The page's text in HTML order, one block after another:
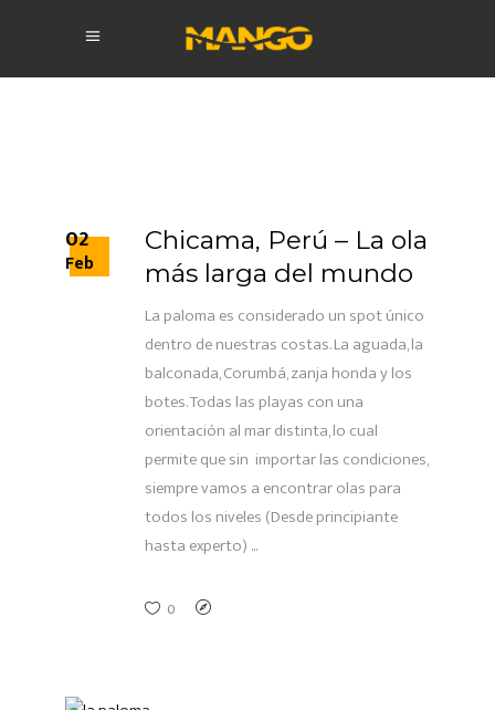
02
Feb
Chicama, Perú – La ola
más larga del mundo
La paloma es considerado un spot único
dentro de nuestras costas. La aguada, la
balconada, Corumbá, zanja honda y los
botes. Todas las playas con una
orientación al mar distinta, lo cual
permite que sin importar las condiciones,
siempre vamos a encontrar olas para
todos los niveles (Desde principiante
hasta experto)
0